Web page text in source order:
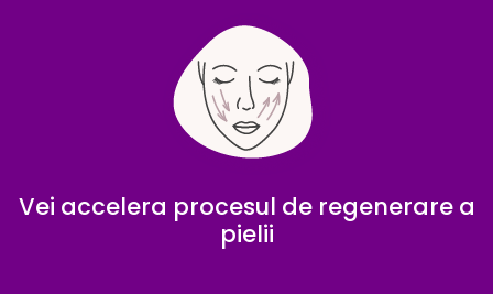
Vei accelera procesul de regenerare a
pielii